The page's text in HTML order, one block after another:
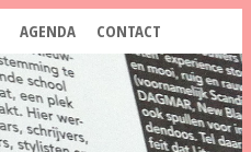
AGENDA CONTACT